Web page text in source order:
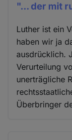
"... der mit
Luther ist ein
haben wir ja
ausdrücklich.
Verurteilung
unerträgliche
Überbringer